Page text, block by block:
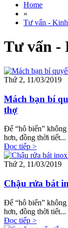
Home
»
Tư vấn -
Tư vấn -
Thứ 2, 11/03/2019
Mách bạn bí
thợ
Để “hô biến”
hơn, đồng thời tiết...
Đọc tiếp >
Thứ 2, 11/03/2019
Chậu rửa bát
Để “hô biến”
hơn, đồng thời tiết...
Đọc tiếp >